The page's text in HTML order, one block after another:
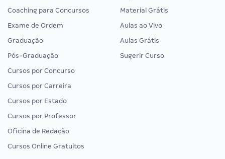
Coaching para Concursos
Exame de Ordem
Graduação
Pós-Graduação
Cursos por Concurso
Cursos por Carreira
Cursos por Estado
Cursos por Professor
Oficina de Redação
Cursos Online Gratuitos
Material Grátis
Aulas ao Vivo
Aulas Grátis
Sugerir Curso